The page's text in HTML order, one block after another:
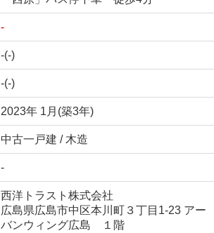
-
-(-)
-(-)
2023年 1月(築3年)
中古一戸建 / 木造
-
西洋トラスト株式会社
広島県広島市中区本川町３丁目1-23 アー
バンウィング広島 １階